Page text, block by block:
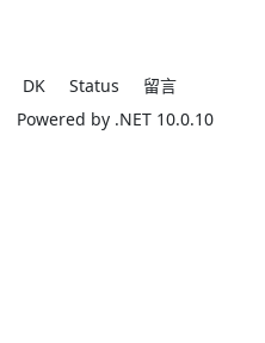
DK Status
留言
Powered by .NET 10.0.10